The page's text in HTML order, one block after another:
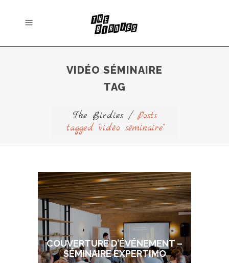
VIDÉO SÉMINAIRE
TAG
The Birdies/Posts
tagged "vidéo séminaire"
COUVERTURE D’ÉVÉNEMENT –
SÉMINAIRE EXPERTIMO